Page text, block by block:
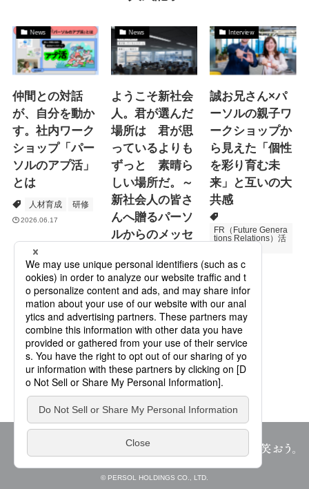
News
仲間との対話
が、自分を動か
す。社内ワーク
ショップ「パー
ソルのアプ活」
とは
人材育成 研修
2026.06.17
News
ようこそ新社会
人。君が選んだ
場所は 君が思
っているよりも
ずっと 素晴ら
しい場所だ。～
新社会人の皆さ
んへ贈るパーソ
ルからのメッセ
Specialized Servic
es
プロモーション
Interview
誠お兄さん×パ
ーソルの親子ワ
ークショップか
ら見えた「個性
を彩り育む未
来」と互いの大
共感
FR（Future Genera
tions Relations）活
次世代育成
2026.06.16
© PERSOL HOLDINGS CO., LTD.